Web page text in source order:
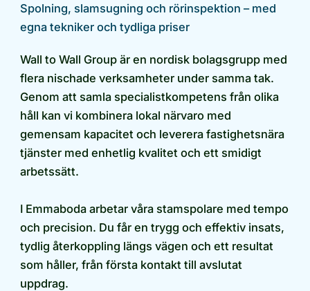
Spolning, slamsugning och rörinspektion – med
egna tekniker och tydliga priser
Wall to Wall Group är en nordisk bolagsgrupp med
flera nischade verksamheter under samma tak.
Genom att samla specialistkompetens från olika
håll kan vi kombinera lokal närvaro med
gemensam kapacitet och leverera fastighetsnära
tjänster med enhetlig kvalitet och ett smidigt
arbetssätt.
I Emmaboda arbetar våra stamspolare med tempo
och precision. Du får en trygg och effektiv insats,
tydlig återkoppling längs vägen och ett resultat
som håller, från första kontakt till avslutat
uppdrag.